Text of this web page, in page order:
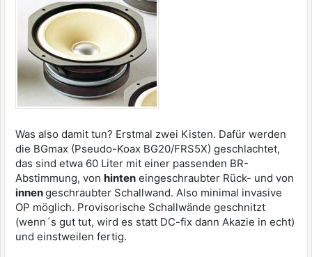
Was also damit tun? Erstmal zwei Kisten. Dafür werden
die BGmax (Pseudo-Koax BG20/FRS5X) geschlachtet,
das sind etwa 60 Liter mit einer passenden BR-
Abstimmung, von hinten eingeschraubter Rück- und von
innengeschraubter Schallwand. Also minimal invasive
OP möglich. Provisorische Schallwände geschnitzt
(wenn´s gut tut, wird es statt DC-fix dann Akazie in echt)
und einstweilen fertig.